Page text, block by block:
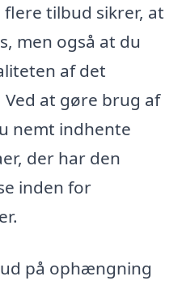
tilbud sikrer, at
men også at du
af det
at gøre brug af
nemt indhente
der har den
inden for
på ophængning